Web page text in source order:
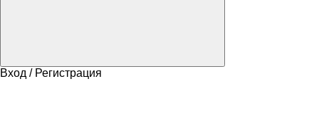
Вход / Регистрация